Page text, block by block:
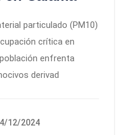
particulado (PM10)
crítica en
enfrenta
derivad
12/2024